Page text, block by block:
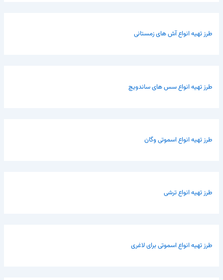
طرز تهیه انواع آش های زمستانی
طرز تهیه انواع سس های ساندویچ
طرز تهیه انواع اسموتی وگان
طرز تهیه انواع ترشی
طرز تهیه انواع اسموتی برای لاغری